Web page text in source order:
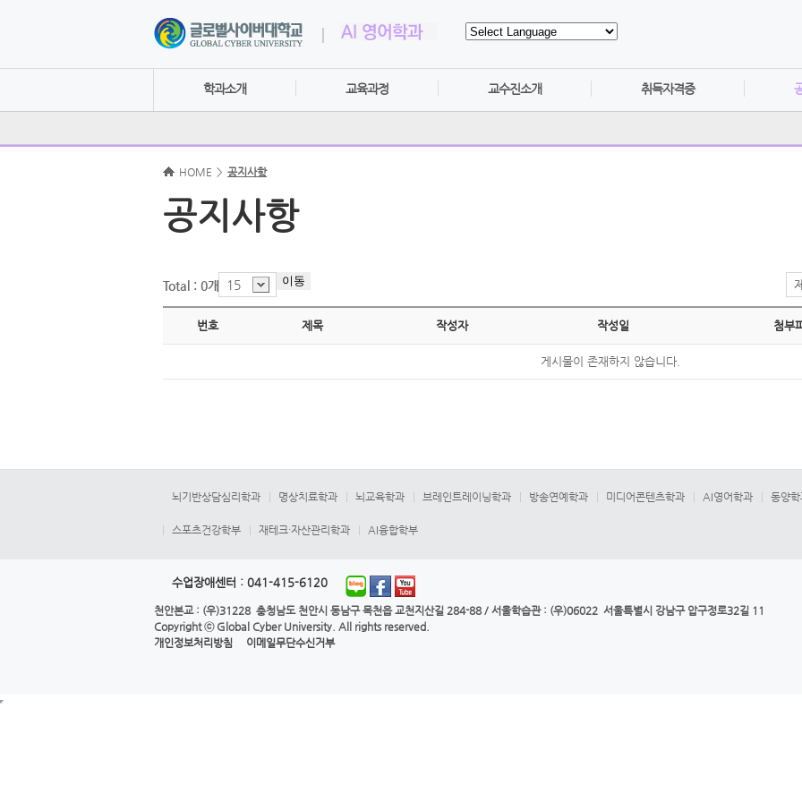
학과소개 교육과정 교수진소개 취득자격증
HOME > 공지사항
공지사항
Total : 0개 / 15 이동
번호 제목 작성자 작성일 첨부
게시물이 존재하지 않습니다.
뇌기반상담심리학과 명상치료학과 뇌교육학과 브레인트레이닝학과 방송연예학과 미디어콘텐츠학과 AI영어학과 동양
스포츠건강학부 재테크·자산관리학과 AI융합학부
수업장애센터 : 041-415-6120
천안본교: (우)31228 충청남도 천안시 동남구 목천읍 교천지산길 284-88 / 서울학습관: (우)06022 서울특별시 강남구 압구정로32길 11
Copyright ⓒ Global Cyber University. All rights reserved.
개인정보처리방침
이메일무단수신거부